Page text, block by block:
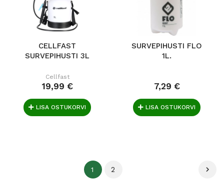
CELLFAST
SURVEPIHUSTI 3L
Cellfast
19,99 €
LISA OSTUKORVI
SURVEPIHUSTI FLO
1L.
7,29 €
LISA OSTUKORVI
1 2 